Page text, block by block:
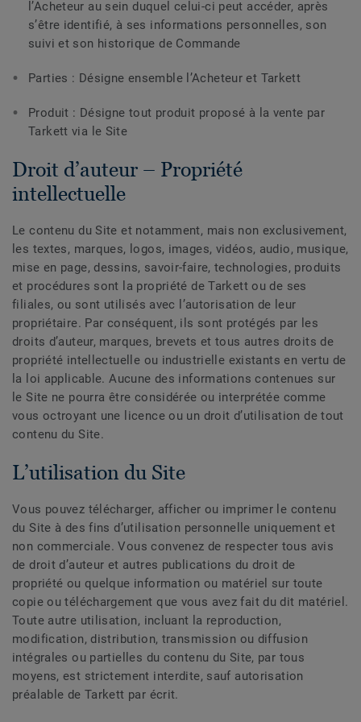
l’Acheteur au sein duquel celui-ci peut accéder, après
s’être identifié, à ses informations personnelles, son
suivi et son historique de Commande
Parties : Désigne ensemble l’Acheteur et Tarkett
Produit : Désigne tout produit proposé à la vente par
Tarkett via le Site
Droit d’auteur – Propriété
intellectuelle
Le contenu du Site et notamment, mais non exclusivement,
les textes, marques, logos, images, vidéos, audio, musique,
mise en page, dessins, savoir-faire, technologies, produits
et procédures sont la propriété de Tarkett ou de ses
filiales, ou sont utilisés avec l’autorisation de leur
propriétaire. Par conséquent, ils sont protégés par les
droits d’auteur, marques, brevets et tous autres droits de
propriété intellectuelle ou industrielle existants en vertu de
la loi applicable. Aucune des informations contenues sur
le Site ne pourra être considérée ou interprétée comme
vous octroyant une licence ou un droit d’utilisation de tout
contenu du Site.
L’utilisation du Site
Vous pouvez télécharger, afficher ou imprimer le contenu
du Site à des fins d’utilisation personnelle uniquement et
non commerciale. Vous convenez de respecter tous avis
de droit d’auteur et autres publications du droit de
propriété ou quelque information ou matériel sur toute
copie ou téléchargement que vous avez fait du dit matériel.
Toute autre utilisation, incluant la reproduction,
modification, distribution, transmission ou diffusion
intégrales ou partielles du contenu du Site, par tous
moyens, est strictement interdite, sauf autorisation
préalable de Tarkett par écrit.